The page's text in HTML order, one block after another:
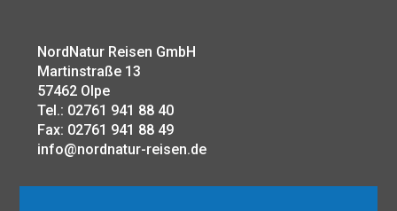
NordNatur Reisen GmbH
Martinstraße 13
57462 Olpe
Tel.: 02761 941 88 40
Fax: 02761 941 88 49
info@nordnatur-reisen.de